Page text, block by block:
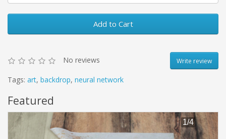
Add to Cart
No reviews Write review
Tags: art, backdrop, neural network
Featured